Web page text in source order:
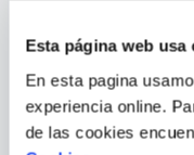
Esta página web usa
En esta pagina
experiencia online.
de las cookies
RICHARD
TUS MANOS CURAN